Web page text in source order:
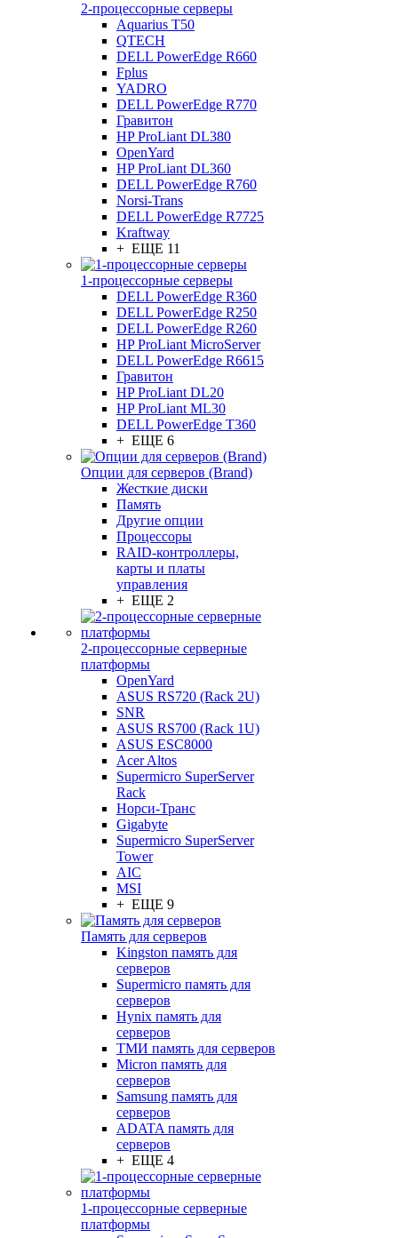
2-процессорные серверы
Aquarius T50
QTECH
DELL PowerEdge R660
Fplus
YADRO
DELL PowerEdge R770
Гравитон
HP ProLiant DL380
OpenYard
HP ProLiant DL360
DELL PowerEdge R760
Norsi-Trans
DELL PowerEdge R7725
Kraftway
+ ЕЩЕ 11
1-процессорные серверы
DELL PowerEdge R360
DELL PowerEdge R250
DELL PowerEdge R260
HP ProLiant MicroServer
DELL PowerEdge R6615
Гравитон
HP ProLiant DL20
HP ProLiant ML30
DELL PowerEdge T360
+ ЕЩЕ 6
Опции для серверов (Brand)
Жесткие диски
Память
Другие опции
Процессоры
RAID-контроллеры,
карты и платы
управления
+ ЕЩЕ 2
2-процессорные серверные
платформы
OpenYard
ASUS RS720 (Rack 2U)
SNR
ASUS RS700 (Rack 1U)
ASUS ESC8000
Acer Altos
Supermicro SuperServer
Rack
Норси-Транс
Gigabyte
Supermicro SuperServer
Tower
AIC
MSI
+ ЕЩЕ 9
Память для серверов
Kingston память для
серверов
Supermicro память для
серверов
Hynix память для
серверов
ТМИ память для серверов
Micron память для
серверов
Samsung память для
серверов
ADATA память для
серверов
+ ЕЩЕ 4
1-процессорные серверные
платформы